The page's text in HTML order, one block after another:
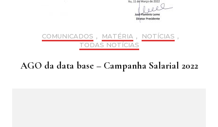
COMUNICADOS , MATÉRIA , NOTÍCIAS ,
TODAS NOTÍCIAS
AGO da data base – Campanha Salarial 2022